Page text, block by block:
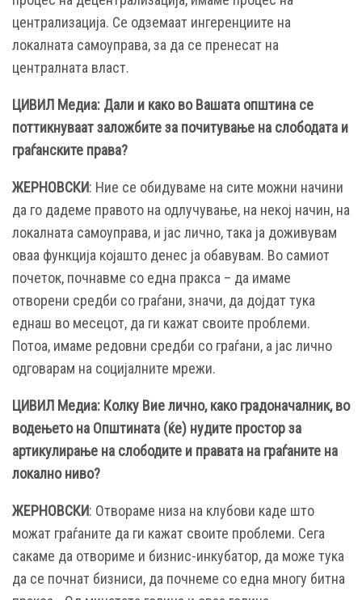
централизација. Се одземаат ингеренциите на
локалната самоуправа, за да се пренесат на
централната власт.
ЦИВИЛ Медиа: Дали и како во Вашата општина се
поттикнуваат заложбите за почитување на слободата и
граѓанските права?
ЖЕРНОВСКИ: Ние се обидуваме на сите можни начини
да го дадеме правото на одлучување, на некој начин, на
локалната самоуправа, и јас лично, така ја доживувам
оваа функција којашто денес ја обавувам. Во самиот
почеток, почнавме со една пракса – да имаме
отворени средби со граѓани, значи, да дојдат тука
еднаш во месецот, да ги кажат своите проблеми.
Потоа, имаме редовни средби со граѓани, а јас лично
одговарам на социјалните мрежи.
ЦИВИЛ Медиа: Колку Вие лично, како градоначалник, во
водењето на Општината (ќе) нудите простор за
артикулирање на слободите и правата на граѓаните на
локално ниво?
ЖЕРНОВСКИ: Отвораме низа на клубови каде што
можат граѓаните да ги кажат своите проблеми. Сега
сакаме да отвориме и бизнис-инкубатор, да може тука
да се почнат бизниси, да почнеме со една многу битна